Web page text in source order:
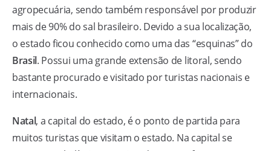
agropecuária, sendo também responsável por produzir
mais de 90% do sal brasileiro. Devido a sua localização,
o estado ficou conhecido como uma das “esquinas” do
Brasil. Possui uma grande extensão de litoral, sendo
bastante procurado e visitado por turistas nacionais e
internacionais.
Natal, a capital do estado, é o ponto de partida para
muitos turistas que visitam o estado. Na capital se